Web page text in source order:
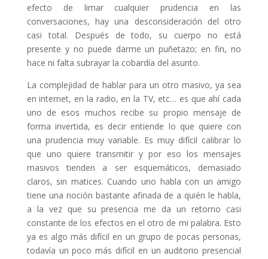
efecto de limar cualquier prudencia en las
conversaciones, hay una desconsideración del otro
casi total. Después de todo, su cuerpo no está
presente y no puede darme un puñetazo; en fin, no
hace ni falta subrayar la cobardía del asunto.
La complejidad de hablar para un otro masivo, ya sea
en internet, en la radio, en la TV, etc… es que ahí cada
uno de esos muchos recibe su propio mensaje de
forma invertida, es decir entiende lo que quiere con
una prudencia muy variable. Es muy difícil calibrar lo
que uno quiere transmitir y por eso los mensajes
masivos tienden a ser esquemáticos, demasiado
claros, sin matices. Cuando uno habla con un amigo
tiene una noción bastante afinada de a quién le habla,
a la vez que su presencia me da un retorno casi
constante de los efectos en el otro de mi palabra. Esto
ya es algo más difícil en un grupo de pocas personas,
todavía un poco más difícil en un auditorio presencial